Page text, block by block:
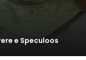
e Speculoos